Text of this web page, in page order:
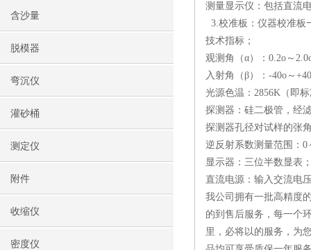
含沙量
脱模器
弯沉仪
灌砂桶
测定仪
附件
收缩仪
密度仪
测量显示仪：包括直流
3.校准板：仪器校准板
技术指标；
观测角（α）：0.2o～
入射角（β）：-40o～
光源色温：2856K（即
探测器：硅二极管，经
探测器孔径对试样的张
逆反射系数测量范围：0
显示器：三位半数显表
直流电源：输入交流电
我公司拥有一批高精度
的到售后服务，每一个
里，必将以的服务，为